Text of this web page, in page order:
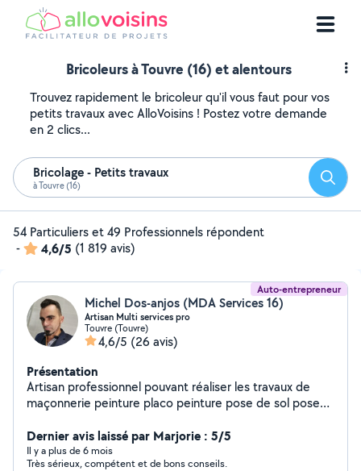
Bricoleurs à Touvre (16) et alentours
Trouvez rapidement le bricoleur qu'il vous faut pour vos
petits travaux avec AlloVoisins ! Postez votre demande
en 2 clics...
Bricolage - Petits travaux
à Touvre (16)
54 Particuliers et 49 Professionnels répondent
-
4,6/5 (1 819 avis)
Auto-entrepreneur
Michel Dos-anjos (MDA Services 16)
Artisan Multi services pro
Touvre (Touvre)
4,6/5 (26 avis)
Présentation
Artisan professionnel pouvant réaliser les travaux de
maçonnerie peinture placo peinture pose de sol pose
N'hésitez pas Contactez moi directement MDA services
16
Dernier avis laissé par Marjorie : 5/5
Il y a plus de 6 mois
Très sérieux, compétent et de bons conseils.